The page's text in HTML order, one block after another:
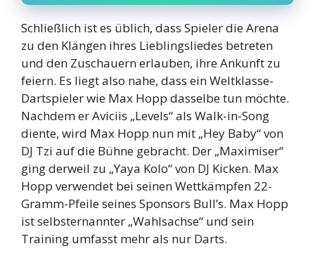
Schließlich ist es üblich, dass Spieler die Arena
zu den Klängen ihres Lieblingsliedes betreten
und den Zuschauern erlauben, ihre Ankunft zu
feiern. Es liegt also nahe, dass ein Weltklasse-
Dartspieler wie Max Hopp dasselbe tun möchte.
Nachdem er Aviciis „Levels“ als Walk-in-Song
diente, wird Max Hopp nun mit „Hey Baby“ von
DJ Tzi auf die Bühne gebracht. Der „Maximiser“
ging derweil zu „Yaya Kolo“ von DJ Kicken. Max
Hopp verwendet bei seinen Wettkämpfen 22-
Gramm-Pfeile seines Sponsors Bull’s. Max Hopp
ist selbsternannter „Wahlsachse“ und sein
Training umfasst mehr als nur Darts.